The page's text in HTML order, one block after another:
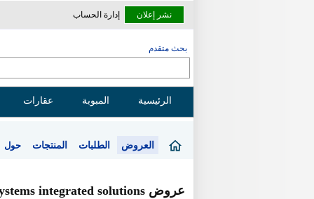
نشر إعلان إدارة الحساب
بحث متقدم
الرئيسية المبوبة عقارات
العروض الطلبات المنتجات حول
عروض systems integrated solutions